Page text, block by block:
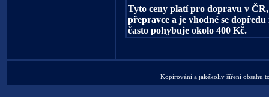
Tyto ceny platí pro dopravu v
přepravce a je vhodné se
často pohybuje okolo 400 Kč.
Kopírování a jakékoliv šíření obsahu